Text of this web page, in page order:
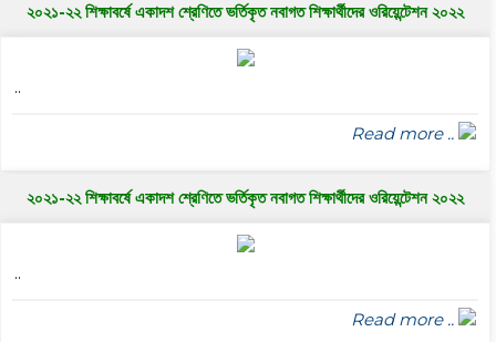
২০২১-২২ শিক্ষাবর্ষে একাদশ শ্রেণিতে ভর্তিকৃত নবাগত শিক্ষার্থীদের ওরিয়েন্টেশন ২০২২
..
Read more ..
২০২১-২২ শিক্ষাবর্ষে একাদশ শ্রেণিতে ভর্তিকৃত নবাগত শিক্ষার্থীদের ওরিয়েন্টেশন ২০২২
..
Read more ..